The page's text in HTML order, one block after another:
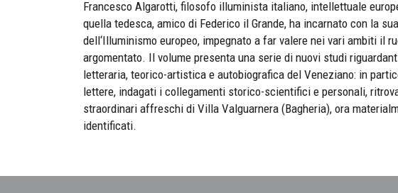
Francesco Algarotti, filosofo illuminista italiano, intellettuale
quella tedesca, amico di Federico il Grande, ha incarnato con la
dell‘Illuminismo europeo, impegnato a far valere nei vari ambiti il
argomentato. Il volume presenta una serie di nuovi studi
letteraria, teorico-artistica e autobiografica del Veneziano: in
lettere, indagati i collegamenti storico-scientifici e personali,
straordinari affreschi di Villa Valguarnera (Bagheria), ora
identificati.